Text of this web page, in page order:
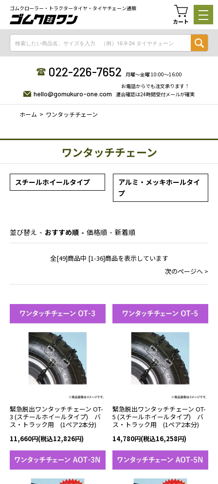
ゴムクローラー・トラクタータイヤ・タイヤチェーン通販
カート
022-226-7652 月曜〜金曜 10:00〜16:00
hello@gomukuro-one.com
お電話からでも注文承ります！
適合確認は24時間受付メールが確実
ホーム ワンタッチチェーン
ワンタッチチェーン
スチールホイールタイプ
アルミ・メッキホールタイ
プ
並び替え おすすめ順 価格順 新着順
全[49]商品中 [1-36]商品を表示しています
次のページへ >
緊急脱出ワンタッチチェーン OT-
3 (スチールホイールタイプ) バ
ス・トラック用 (1ペア2本分)
11,660円(税込12,826円)
緊急脱出ワンタッチチェーン OT-
5 (スチールホイールタイプ) バ
ス・トラック用 (1ペア2本分)
14,780円(税込16,258円)